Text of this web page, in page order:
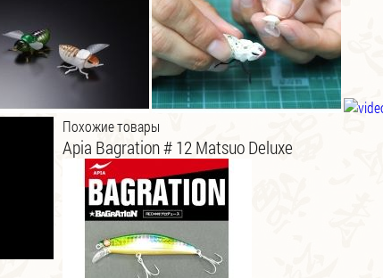
Похожие товары
Apia Bagration # 12 Matsuo Deluxe